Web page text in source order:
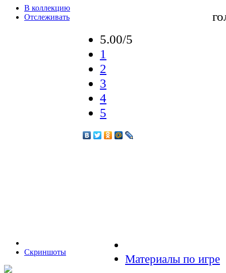
В коллекцию
Отслеживать
5.00/5
1
2
3
4
5
Скриншоты
Материалы по игре